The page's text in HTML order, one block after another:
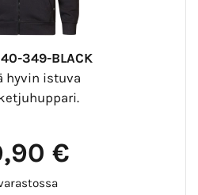
349-BLACK
hyvin istuva
€